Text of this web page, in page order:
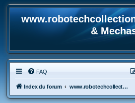
&
FAQ
Index du forum www.robotechcollections.fr - Robotech & Macross Toys French Forum !!!